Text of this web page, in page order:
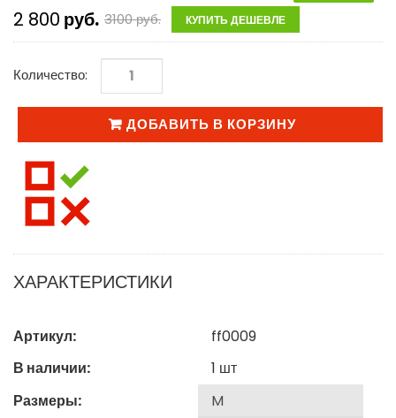
2 800 руб. 3100руб. КУПИТЬ ДЕШЕВЛЕ
Количество:
ДОБАВИТЬ В КОРЗИНУ
ХАРАКТЕРИСТИКИ
Артикул:
ff0009
В наличии:
1 шт
Размеры: